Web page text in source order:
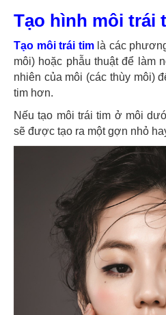
Tạo hình môi trái
Tạo môi trái timlà các
môi) hoặc phẫu thuật để làm
nhiên của môi (các thùy môi)
tim hơn.
Nếu tạo môi trái tim ở môi
sẽ được tạo ra một gợn nhỏ